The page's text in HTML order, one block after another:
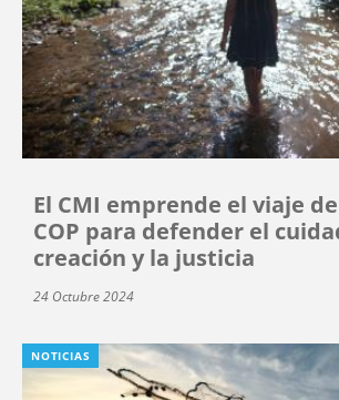
El CMI emprende el viaje
COP para defender el
creación y la justicia
24 Octubre 2024
NOTICIAS